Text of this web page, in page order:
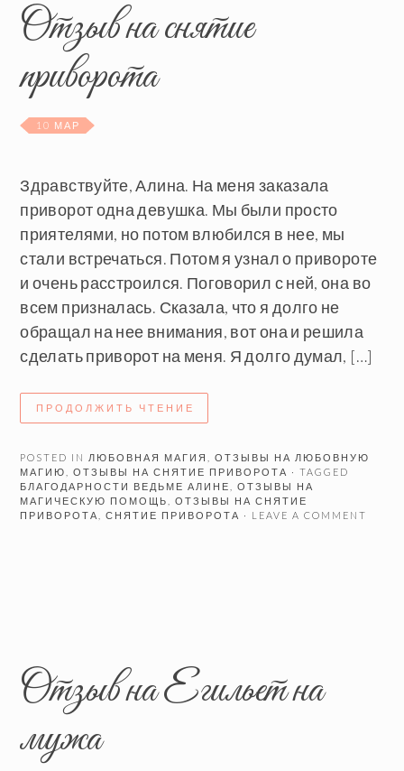
Отзыв на снятие
приворота
10 МАР
Здравствуйте, Алина. На меня заказала
приворот одна девушка. Мы были просто
приятелями, но потом влюбился в нее, мы
стали встречаться. Потом я узнал о привороте
и очень расстроился. Поговорил с ней, она во
всем призналась. Сказала, что я долго не
обращал на нее внимания, вот она и решила
сделать приворот на меня. Я долго думал, […]
ПРОДОЛЖИТЬ ЧТЕНИЕ
POSTED IN ЛЮБОВНАЯ МАГИЯ ,ОТЗЫВЫ НА ЛЮБОВНУЮ
МАГИЮ
,ОТЗЫВЫ НА СНЯТИЕ ПРИВОРОТА · TAGGED
БЛАГОДАРНОСТИ ВЕДЬМЕ АЛИНЕ
,ОТЗЫВЫ НА
МАГИЧЕСКУЮ ПОМОЩЬ
,ОТЗЫВЫ НА СНЯТИЕ
ПРИВОРОТА
,СНЯТИЕ ПРИВОРОТА · LEAVE A COMMENT
Отзыв на Егильет на
мужа